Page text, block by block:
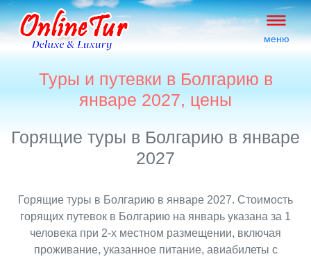
меню
Туры и путевки в Болгарию в
январе 2027, цены
Горящие туры в Болгарию в январе
2027
Горящие туры в Болгарию в январе 2027. Стоимость
горящих путевок в Болгарию на январь указана за 1
человека при 2-х местном размещении, включая
проживание, указанное питание, авиабилеты с